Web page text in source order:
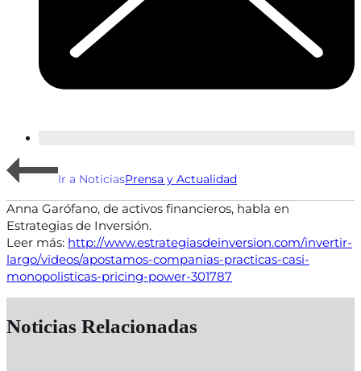
Ir a NoticiasPrensa y Actualidad
Anna Garófano, de activos financieros, habla en
Estrategias de Inversión.
Leer más: http://www.estrategiasdeinversion.com/invertir-
largo/videos/apostamos-companias-practicas-casi-
monopolisticas-pricing-power-301787
Noticias Relacionadas